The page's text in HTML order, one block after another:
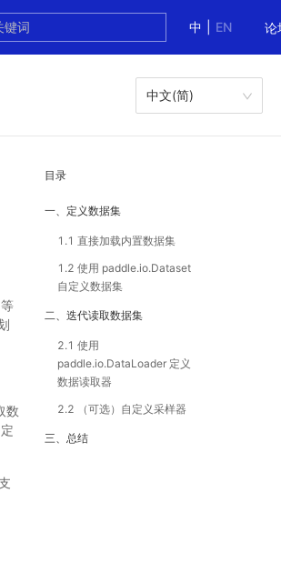
中
EN 论
中文(简)
目录
一、定义数据集
1.1 直接加载内置数据集
1.2 使用 paddle.io.Dataset
自定义数据集
二、迭代读取数据集
2.1 使用
paddle.io.DataLoader 定义
数据读取器
2.2 （可选）自定义采样器
三、总结
数